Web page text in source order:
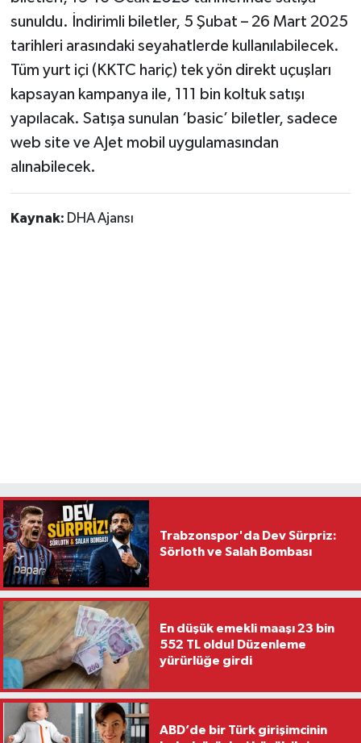
sunuldu. İndirimli biletler, 5 Şubat – 26 Mart 2025
tarihleri arasındaki seyahatlerde kullanılabilecek.
Tüm yurt içi (KKTC hariç) tek yön direkt uçuşları
kapsayan kampanya ile, 111 bin koltuk satışı
yapılacak. Satışa sunulan ‘basic’ biletler, sadece
web site ve AJet mobil uygulamasından
alınabilecek.
Kaynak: DHA Ajansı
Trabzonspor'da Dev Sürpriz:
Sörloth ve Salah Bombası
En düşük emekli maaşı 23 bin
552 TL oldu! Düzenleme
yürürlüğe girdi
ABD’de bir Türk girişimcinin
Vasıta
Yaşam